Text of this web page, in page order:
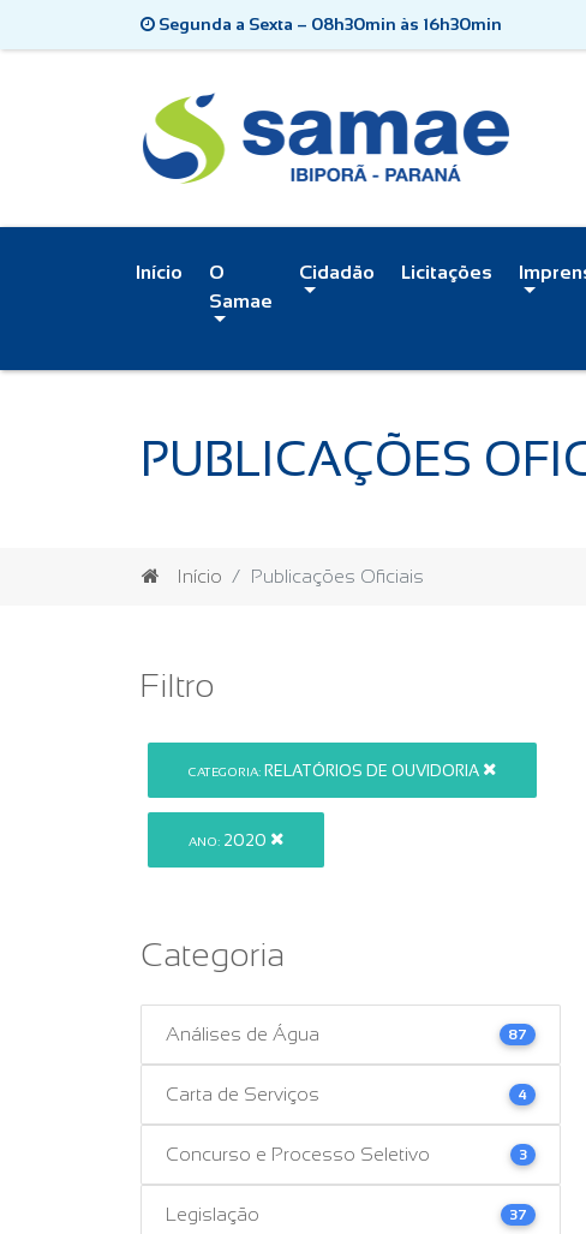
Segunda a Sexta – 08h30min às 16h30min
Início
O
Samae
Cidadão Licitações
PUBLICAÇÕES
Início Publicações Oficiais
Filtro
CATEGORIA: RELATÓRIOS DE OUVIDORIA
ANO: 2020
Categoria
Análises de Água 87
Carta de Serviços 4
Concurso e Processo Seletivo 3
Legislação 37